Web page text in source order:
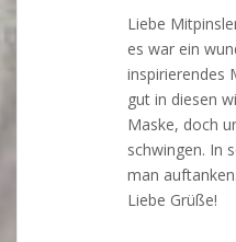
Liebe
es war ein
inspirierendes
gut in diesen
Maske, doch
schwingen. In
man auftanken.
Liebe Grüße!